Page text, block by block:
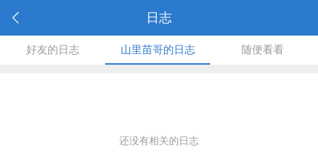
日志
好友的日志 山里苗哥的日志 随便看看
还没有相关的日志